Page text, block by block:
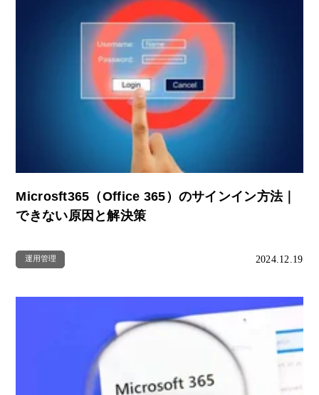
Microsft365（Office 365）のサインイン方法｜
できない原因と解決策
運用管理 2024.12.19